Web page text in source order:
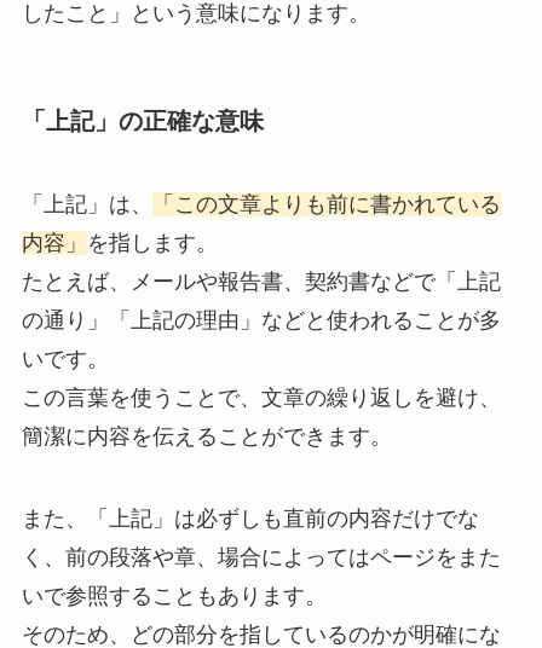
したこと」という意味になります。
「上記」の正確な意味
「上記」は、
「この文章よりも前に書かれている
内容」 を指します。
たとえば、メールや報告書、契約書などで「上記
の通り」「上記の理由」などと使われることが多
いです。
この言葉を使うことで、文章の繰り返しを避け、
簡潔に内容を伝えることができます。
また、「上記」は必ずしも直前の内容だけでな
く、前の段落や章、場合によってはページをまた
いで参照することもあります。
そのため、どの部分を指しているのかが明確にな